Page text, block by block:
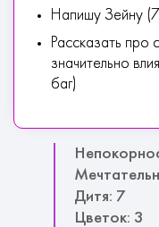
Напишу Зейну
Рассказать про
значительно
баг)
Дитя: 7
Цветок: 3